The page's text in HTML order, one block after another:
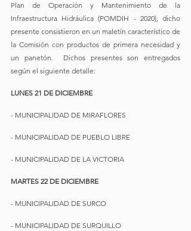
Plan de Operación y Mantenimiento de la
Infraestructura Hidráulica (POMDIH - 2020), dicho
presente consistieron en un maletín característico de
la Comisión con productos de primera necesidad y
un panetón.  Dichos presentes son entregados
según el siguiente detalle:
LUNES 21 DE DICIEMBRE
- MUNICIPALIDAD DE MIRAFLORES
- MUNICIPALIDAD DE PUEBLO LIBRE
- MUNICIPALIDAD DE LA VICTORIA
MARTES 22 DE DICIEMBRE
- MUNICIPALIDAD DE SURCO
- MUNICIPALIDAD DE SURQUILLO